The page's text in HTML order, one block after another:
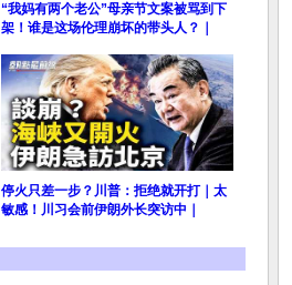
“我妈有两个老公”母亲节文案被骂到下
架！谁是这场伦理崩坏的带头人？｜
停火只差一步？川普：拒绝就开打｜太
敏感！川习会前伊朗外长突访中｜